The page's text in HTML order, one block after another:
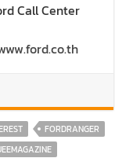
Call Center
FORDRANGER